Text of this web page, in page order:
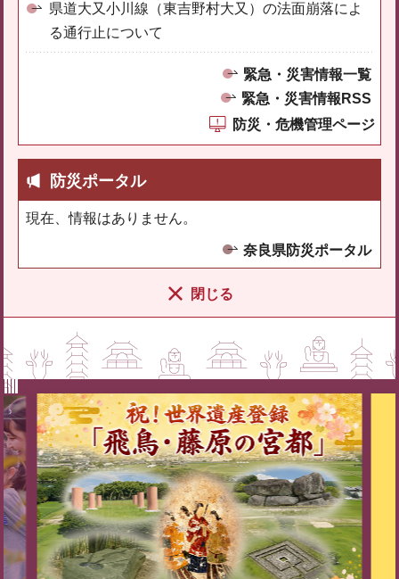
県道大又小川線（東吉野村大又）の法面崩落によ
る通行止について
緊急・災害情報一覧
緊急・災害情報RSS
防災・危機管理ページ
防災ポータル
現在、情報はありません。
奈良県防災ポータル
閉じる